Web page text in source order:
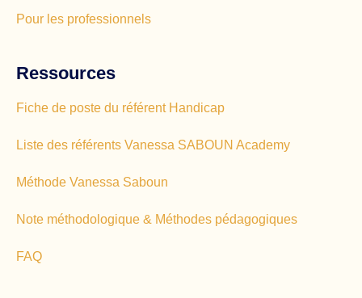
Pour les professionnels
Ressources
Fiche de poste du référent Handicap
Liste des référents Vanessa SABOUN Academy
Méthode Vanessa Saboun
Note méthodologique & Méthodes pédagogiques
FAQ